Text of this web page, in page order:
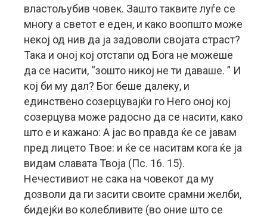
властољубив човек. Зашто таквите луѓе се
многу а светот е еден, и како воопшто може
некој од нив да ја задоволи својата страст?
Така и оној кој отстапи од Бога не можеше
да се насити, “зошто никој не ти даваше. ” И
кој би му дал? Бог беше далеку, и
единствено созерцувајќи го Него оној кој
созерцува може радосно да се насити, како
што е и кажано: А јас во правда ќе се јавам
пред лицето Твое: и ќе се наситам кога ќе ја
видам славата Твоја (Пс. 16. 15).
Нечестивиот не сака на човекот да му
дозволи да ги засити своите срамни желби,
бидејќи во колебливите (во оние што се